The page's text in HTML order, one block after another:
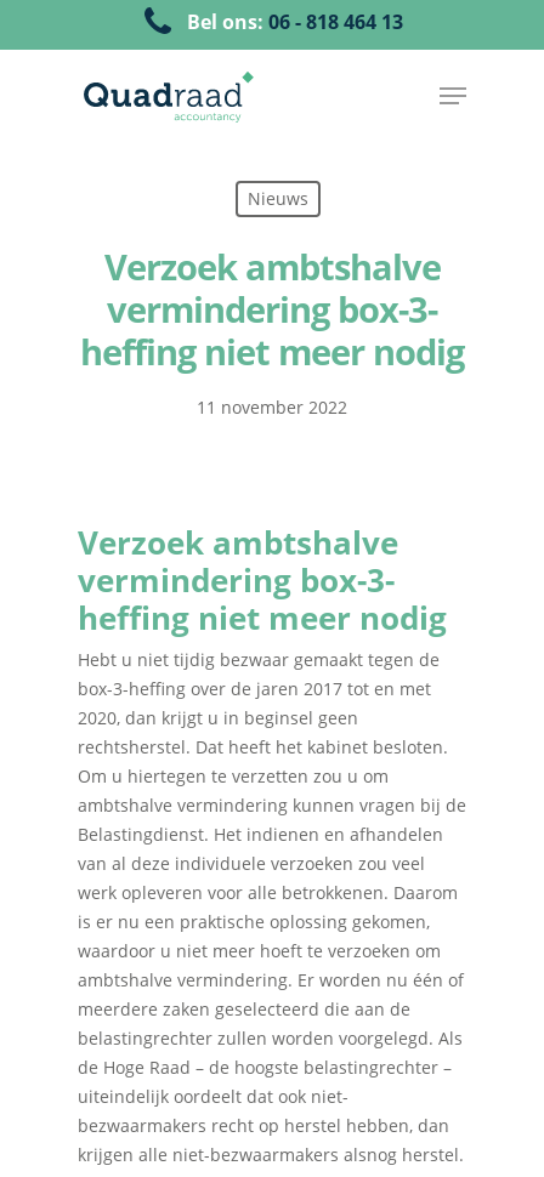
Bel ons: 06 - 818 464 13
Nieuws
Verzoek ambtshalve
vermindering box-3-
heffing niet meer nodig
11 november 2022
Verzoek ambtshalve
vermindering box-3-
heffing niet meer nodig
Hebt u niet tijdig bezwaar gemaakt tegen de
box-3-heffing over de jaren 2017 tot en met
2020, dan krijgt u in beginsel geen
rechtsherstel. Dat heeft het kabinet besloten.
Om u hiertegen te verzetten zou u om
ambtshalve vermindering kunnen vragen bij de
Belastingdienst. Het indienen en afhandelen
van al deze individuele verzoeken zou veel
werk opleveren voor alle betrokkenen. Daarom
is er nu een praktische oplossing gekomen,
waardoor u niet meer hoeft te verzoeken om
ambtshalve vermindering. Er worden nu één of
meerdere zaken geselecteerd die aan de
belastingrechter zullen worden voorgelegd. Als
de Hoge Raad – de hoogste belastingrechter –
uiteindelijk oordeelt dat ook niet-
bezwaarmakers recht op herstel hebben, dan
krijgen alle niet-bezwaarmakers alsnog herstel.